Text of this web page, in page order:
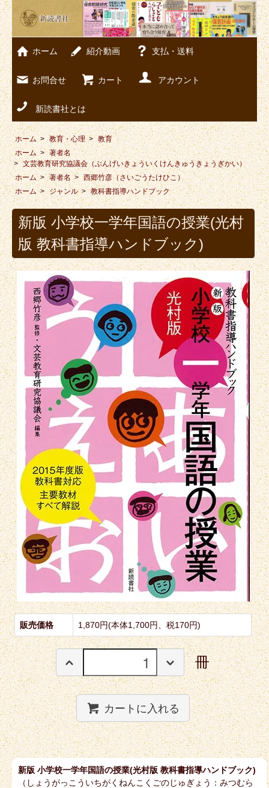
ホーム 紹介動画 支払・送料
お問合せ カート アカウント
新読書社とは
ホーム > 教育・心理 > 教育
ホーム > 著者名
> 文芸教育研究協議会（ぶんげいきょういくけんきゅうきょうぎかい）
ホーム > 著者名 > 西郷竹彦（さいごうたけひこ）
ホーム > ジャンル > 教科書指導ハンドブック
新版 小学校一学年国語の授業(光村
版 教科書指導ハンドブック)
販売価格 1,870円(本体1,700円、税170円)
冊
カートに入れる
新版 小学校一学年国語の授業(光村版 教科書指導ハンドブック)
（しょうがっこういちがくねんこくごのじゅぎょう：みつむら